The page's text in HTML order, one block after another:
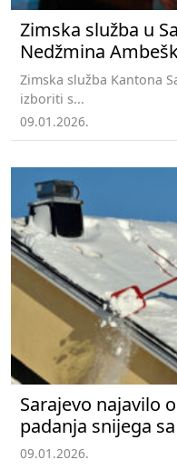
Zimska služba u
Nedžmina
Zimska služba Kantona
izboriti s...
09.01.2026.
Sarajevo najavilo
padanja snijega
09.01.2026.